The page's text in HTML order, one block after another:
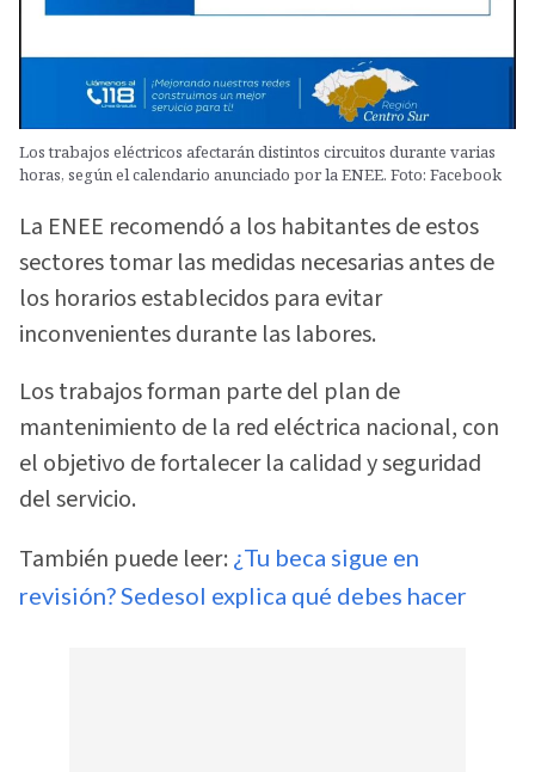
Los trabajos eléctricos afectarán distintos circuitos durante varias
horas, según el calendario anunciado por la ENEE. Foto: Facebook
La ENEE recomendó a los habitantes de estos
sectores tomar las medidas necesarias antes de
los horarios establecidos para evitar
inconvenientes durante las labores.
Los trabajos forman parte del plan de
mantenimiento de la red eléctrica nacional, con
el objetivo de fortalecer la calidad y seguridad
del servicio.
También puede leer: ¿Tu beca sigue en
revisión? Sedesol explica qué debes hacer